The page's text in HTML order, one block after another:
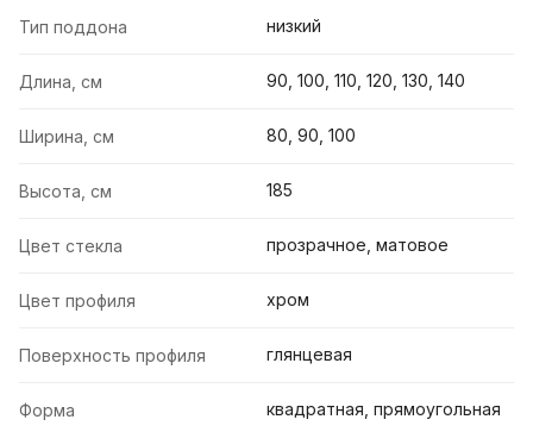
Тип поддона низкий
Длина, см 90, 100, 110, 120, 130, 140
Ширина, см 80, 90, 100
Высота, см 185
Цвет стекла прозрачное, матовое
Цвет профиля хром
Поверхность профиля глянцевая
Форма квадратная, прямоугольная